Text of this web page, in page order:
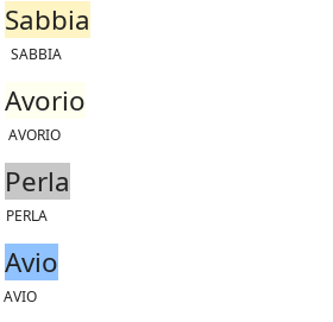
Sabbia
SABBIA
Avorio
AVORIO
Perla
PERLA
Avio
AVIO